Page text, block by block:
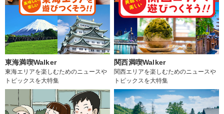
東海満喫Walker
東海エリアを楽しむためのニュースや
トピックスを大特集
関西満喫Walker
関西エリアを楽しむためのニュースや
トピックスを大特集